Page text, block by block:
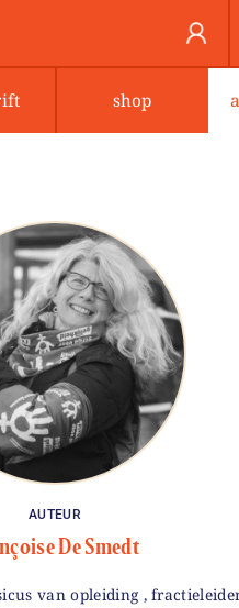
shop
AUTEUR
De Smedt
van opleiding ,